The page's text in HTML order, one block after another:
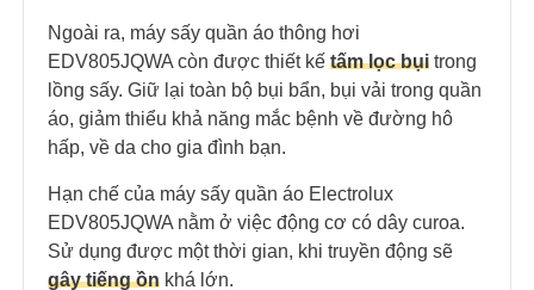
Ngoài ra, máy sấy quần áo thông hơi
EDV805JQWA còn được thiết kế tấm lọc bụi trong
lồng sấy. Giữ lại toàn bộ bụi bẩn, bụi vải trong quần
áo, giảm thiểu khả năng mắc bệnh về đường hô
hấp, về da cho gia đình bạn.
Hạn chế của máy sấy quần áo Electrolux
EDV805JQWA nằm ở việc động cơ có dây curoa.
Sử dụng được một thời gian, khi truyền động sẽ
gây tiếng ồn khá lớn.